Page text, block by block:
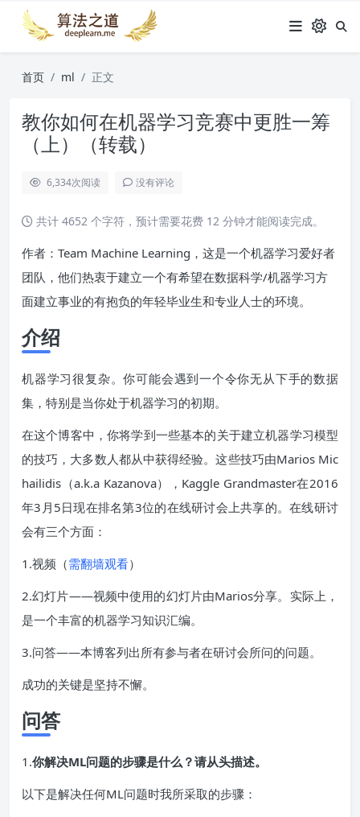
首页 ml 正文
教你如何在机器学习竞赛中更胜一筹
（上）（转载）
6,334次阅读 没有评论
共计 4652 个字符，预计需要花费 12 分钟才能阅读完成。
作者：Team Machine Learning，这是一个机器学习爱好者
团队，他们热衷于建立一个有希望在数据科学/机器学习方
面建立事业的有抱负的年轻毕业生和专业人士的环境。
介绍
机器学习很复杂。你可能会遇到一个令你无从下手的数据
集，特别是当你处于机器学习的初期。
在这个博客中，你将学到一些基本的关于建立机器学习模型
的技巧，大多数人都从中获得经验。这些技巧由Marios Mic
hailidis（a.k.a Kazanova），Kaggle Grandmaster在2016
年3月5日现在排名第3位的在线研讨会上共享的。在线研讨
会有三个方面：
1.视频（需翻墙观看）
2.幻灯片——视频中使用的幻灯片由Marios分享。实际上，
是一个丰富的机器学习知识汇编。
3.问答——本博客列出所有参与者在研讨会所问的问题。
成功的关键是坚持不懈。
问答
1.你解决ML问题的步骤是什么？请从头描述。
以下是解决任何ML问题时我所采取的步骤：